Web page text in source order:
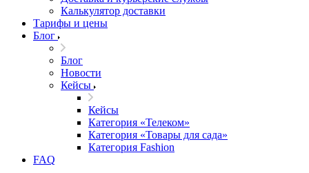
Калькулятор доставки
Тарифы и цены
Блог
Блог
Новости
Кейсы
Кейсы
Категория «Телеком»
Категория «Товары для сада»
Категория Fashion
FAQ